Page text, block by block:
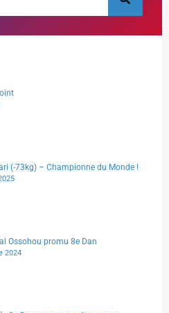
(-73kg) – Championne du Monde !
Ossohou promu 8e Dan
2024